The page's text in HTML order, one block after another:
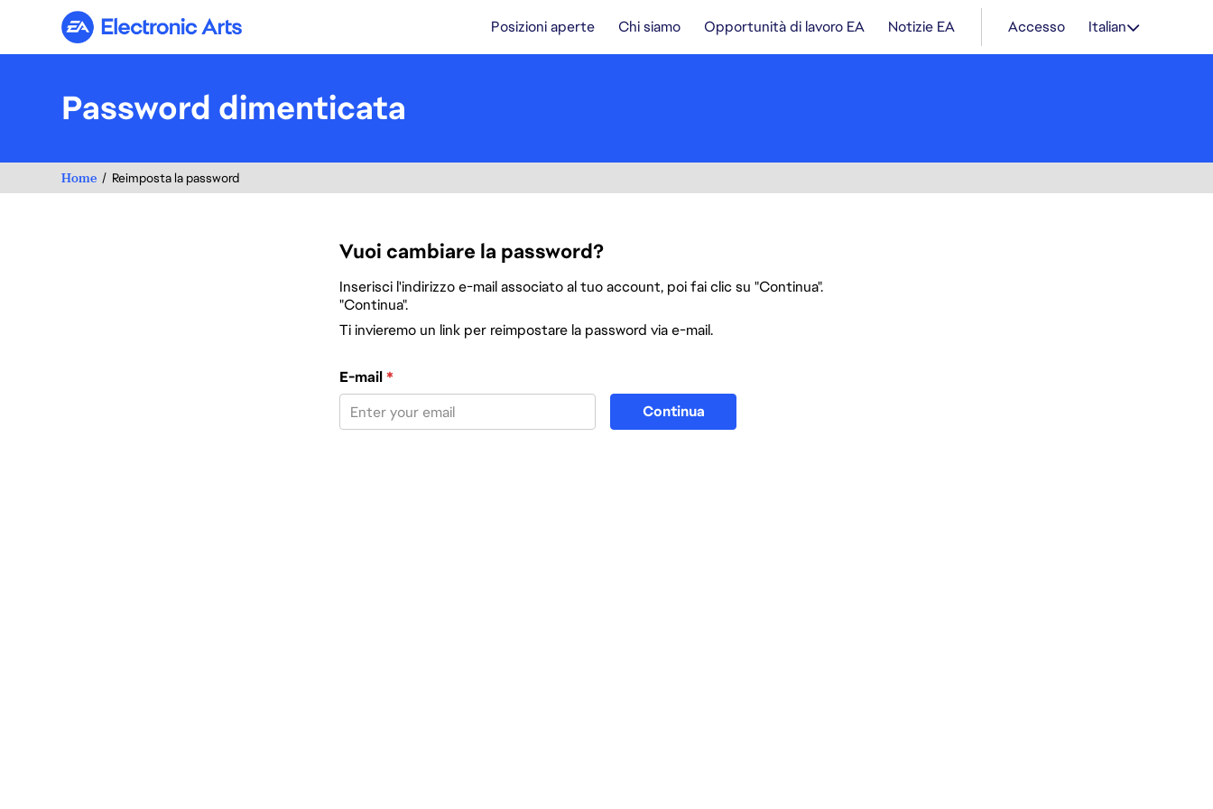
Electronic Arts Posizioni aperte Chi siamo Opportunità di lavoro EA Notizie EA Accesso Italian
Password dimenticata
Home Reimposta la password
Vuoi cambiare la password?
Inserisci l'indirizzo e-mail associato al tuo account, poi fai clic su "Continua".
"Continua".
Ti invieremo un link per reimpostare la password via e-mail.
Reimposta la password col tuo indirizzo e-mail
E-mail*
Continua